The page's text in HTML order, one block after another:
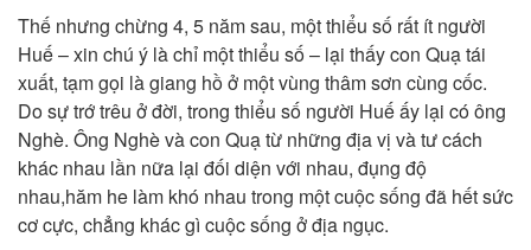
Thế nhưng chừng 4, 5 năm sau, một thiểu số rất ít người
Huế – xin chú ý là chỉ một thiểu số – lại thấy con Quạ tái
xuất, tạm gọi là giang hồ ở một vùng thâm sơn cùng cốc.
Do sự trớ trêu ở đời, trong thiểu số người Huế ấy lại có ông
Nghè. Ông Nghè và con Quạ từ những địa vị và tư cách
khác nhau lần nữa lại đối diện với nhau, đụng độ
nhau,hăm he làm khó nhau trong một cuộc sống đã hết sức
cơ cực, chẳng khác gì cuộc sống ở địa ngục.